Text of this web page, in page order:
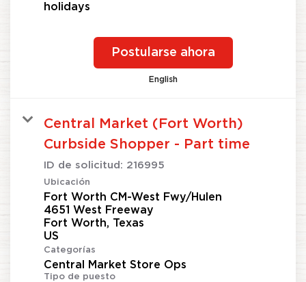
holidays
Postularse ahora
English
Central Market (Fort Worth)
Curbside Shopper - Part time
ID de solicitud: 216995
Ubicación
Fort Worth CM-West Fwy/Hulen
4651 West Freeway
Fort Worth, Texas
Categorías
Central Market Store Ops
Tipo de puesto